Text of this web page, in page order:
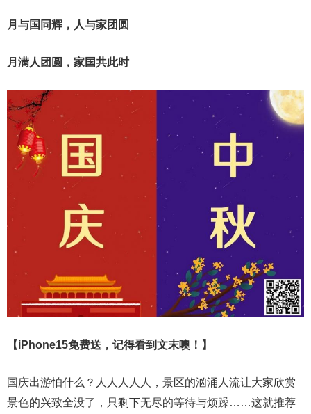
月与国同辉，人与家团圆
月满人团圆，家国共此时
【iPhone15免费送，记得看到文末噢！】
国庆出游怕什么？人人人人人，景区的汹涌人流让大家欣赏
景色的兴致全没了，只剩下无尽的等待与烦躁……这就推荐